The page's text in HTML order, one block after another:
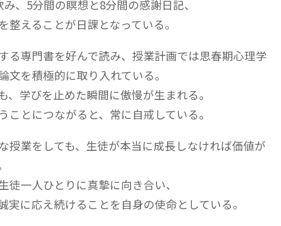
、5分間の瞑想と8分間の感謝日記、
整えることが日課となっている。
る専門書を好んで読み、授業計画では思春期心理学
文を積極的に取り入れている。
、学びを止めた瞬間に傲慢が生まれる。
ことにつながると、常に自戒している。
授業をしても、生徒が本当に成長しなければ価値が
徒一人ひとりに真摯に向き合い、
実に応え続けることを自身の使命としている。